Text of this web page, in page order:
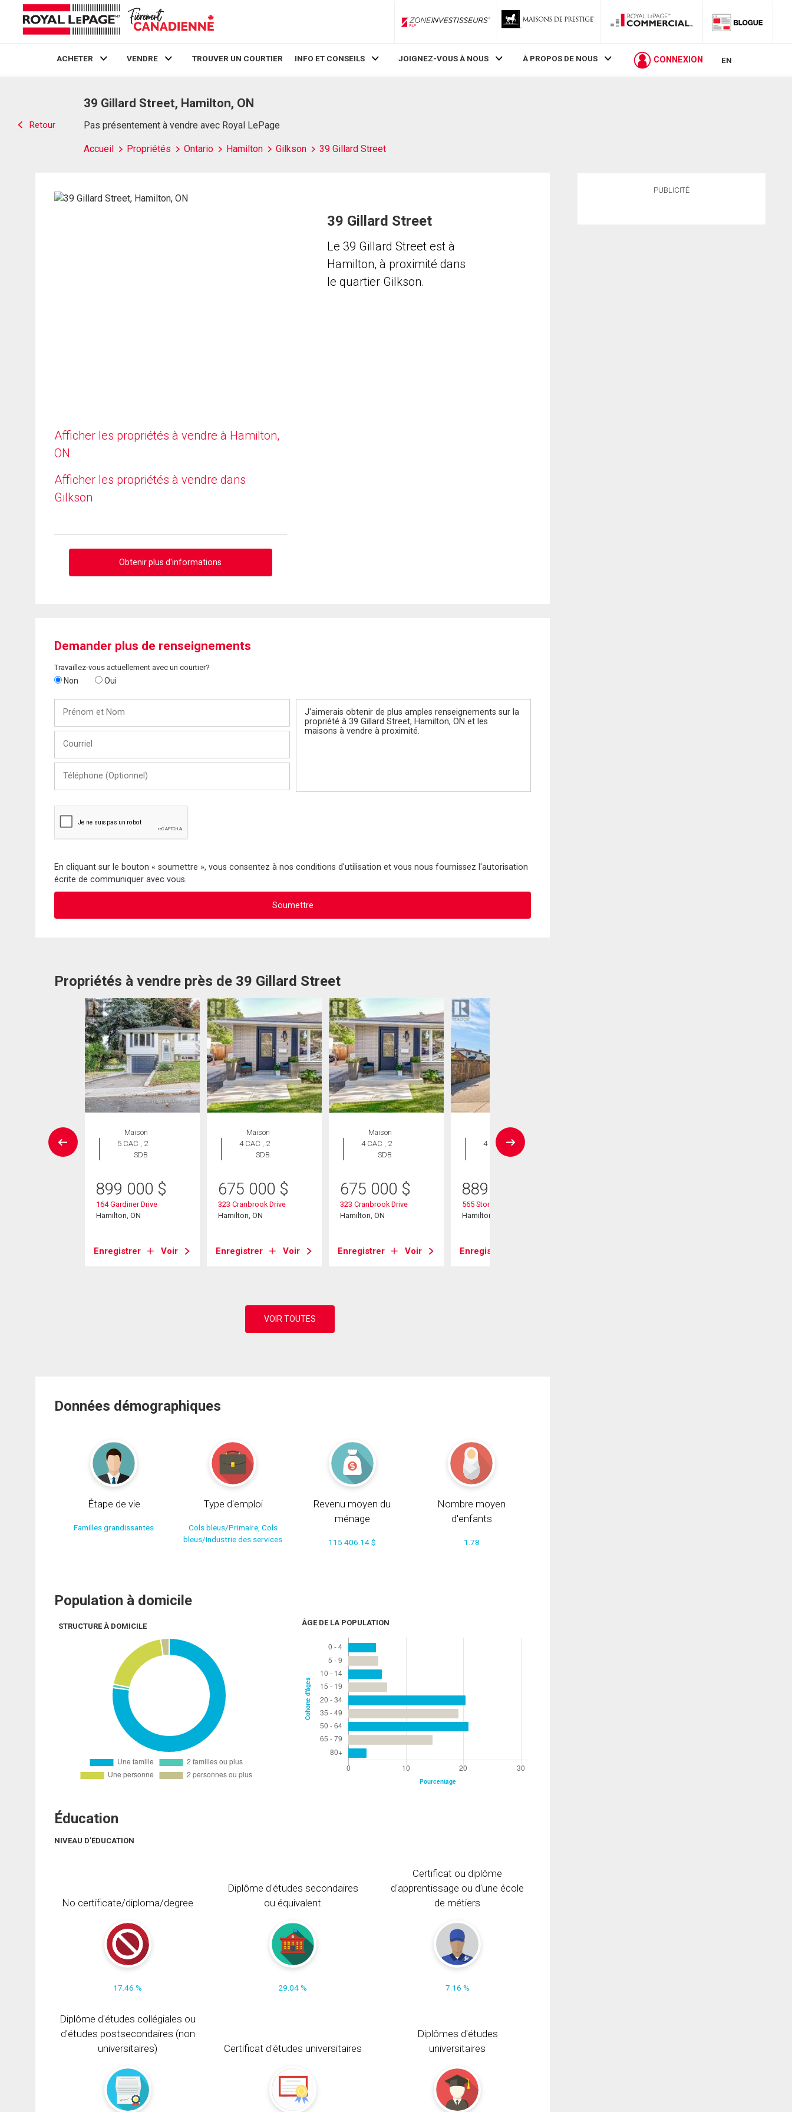
ZoneInvestisseurs RLP
ACHETER VENDRE TROUVER UN COURTIER INFO ET CONSEILS JOIGNEZ-VOUS À NOUS À PROPOS DE NOUS CONNEXION EN
Retour
39 Gillard Street, Hamilton, ON
Pas présentement à vendre avec Royal LePage
Accueil Propriétés Ontario Hamilton Gilkson 39 Gillard Street
Afficher les propriétés à vendre à Hamilton,
ON
Afficher les propriétés à vendre dans
Gilkson
Obtenir plus d'informations
39 Gillard Street
Le 39 Gillard Street est à
Hamilton, à proximité dans
le quartier Gilkson.
Demander plus de renseignements
Travaillez-vous actuellement avec un courtier?
Non Oui
Nom
(Optionnel)
En cliquant sur le bouton « soumettre », vous consentez à nos conditions d'utilisation et vous nous fournissez l'autorisation
écrite de communiquer avec vous.
Propriétés à vendre près de 39 Gillard Street
Maison
5 CAC , 2
SDB
899 000 $
164 Gardiner Drive
Hamilton, ON
Enregistrer Voir
Maison
4 CAC , 2
SDB
675 000 $
323 Cranbrook Drive
Hamilton, ON
Enregistrer Voir
Maison
4 CAC , 2
SDB
675 000 $
323 Cranbrook Drive
Hamilton, ON
Enregistrer Voir
Maison
4 CAC , 3
SDB
889 888
565 Stone Church Road W
Hamilton, ON
Enregistrer
Données démographiques
Étape de vie
Familles grandissantes
Type d'emploi
Cols bleus/Primaire, Cols
bleus/Industrie des services
Revenu moyen du
ménage
115 406.14 $
Nombre moyen
d'enfants
1.78
Population à domicile
STRUCTURE À DOMICILE ÂGE DE LA POPULATION
Éducation
NIVEAU D'ÉDUCATION
No certificate/diploma/degree
17.46 %
Diplôme d'études secondaires
ou équivalent
29.04 %
Certificat ou diplôme
d'apprentissage ou d'une école
de métiers
7.16 %
Diplôme d'études collégiales ou
d'études postsecondaires (non
universitaires)
Certificat d'études universitaires
Diplômes d'études
universitaires
PUBLICITÉ